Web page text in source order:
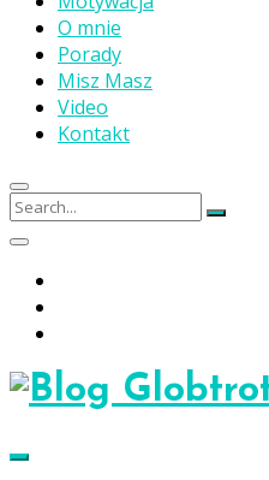
O mnie
Porady
Misz Masz
Video
Kontakt
Search
Search